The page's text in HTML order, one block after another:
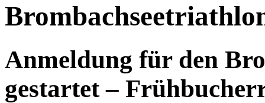
Anmeldung für den
gestartet –